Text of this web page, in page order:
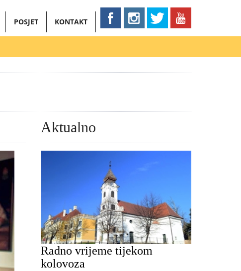
POSJET KONTAKT
Aktualno
Radno vrijeme tijekom
kolovoza